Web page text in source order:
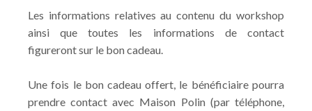
Les informations relatives au contenu du workshop
ainsi que toutes les informations de contact
figureront sur le bon cadeau.
Une fois le bon cadeau offert, le bénéficiaire pourra
prendre contact avec Maison Polin (par téléphone,